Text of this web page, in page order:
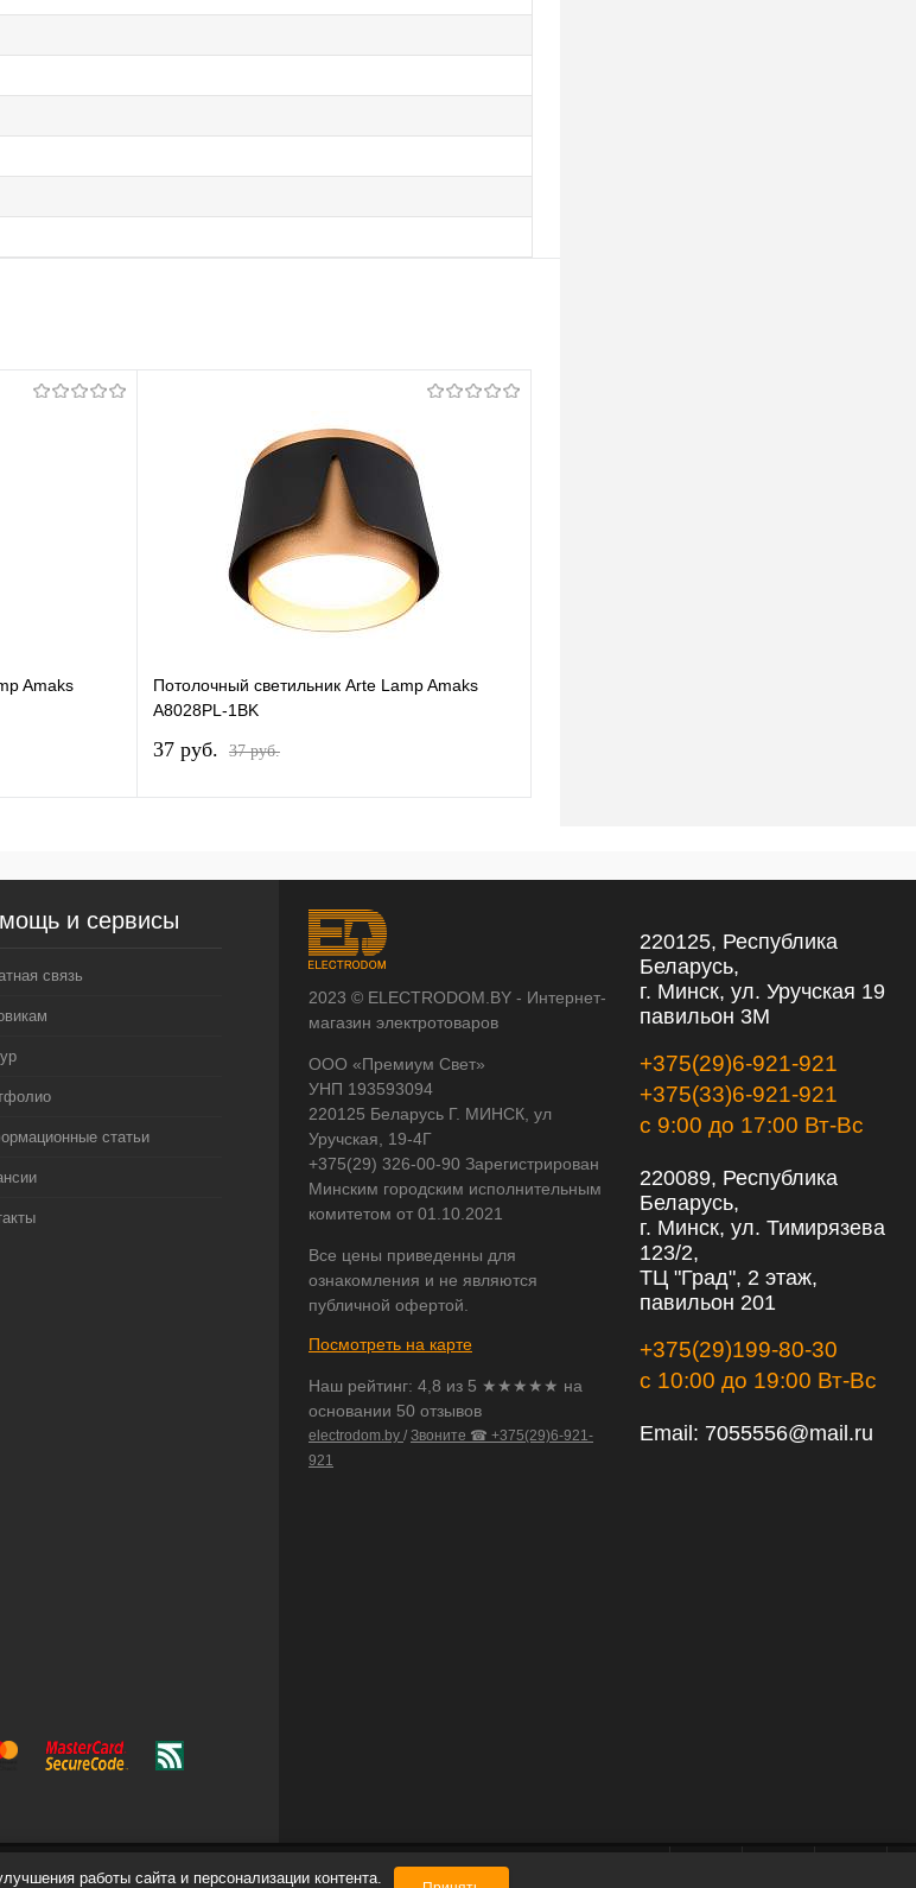
Amaks
Потолочный светильник Arte Lamp Amaks
A8028PL-1BK
37 pуб. 37 pуб.
и сервисы
связь
статьи
2023 © ELECTRODOM.BY - Интернет-
магазин электротоваров
ООО «Премиум Свет»
УНП 193593094
220125 Беларусь Г. МИНСК, ул
Уручская, 19-4Г
+375(29) 326-00-90 Зарегистрирован
Минским городским исполнительным
комитетом от 01.10.2021
Все цены приведенны для
ознакомления и не являются
публичной офертой.
Посмотреть на карте
Наш рейтинг: 4,8 из 5 ★★★★★ на
основании 50 отзывов
electrodom.by / Звоните ☎ +375(29)6-921-
921
220125, Республика
Беларусь,
г. Минск, ул. Уручская 19
павильон 3М
+375(29)6-921-921
+375(33)6-921-921
с 9:00 до 17:00 Вт-Вс
220089, Республика
Беларусь,
г. Минск, ул. Тимирязева
123/2,
ТЦ "Град", 2 этаж,
павильон 201
+375(29)199-80-30
с 10:00 до 19:00 Вт-Вс
Email: 7055556@mail.ru
работы сайта и персонализации контента.